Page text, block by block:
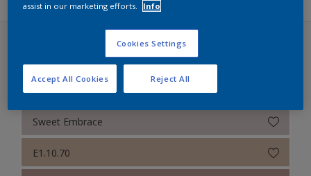
Sikkens 5051
Sikkens ACC naar RAL
Sikkens Kleurselectie Kleuren
Sikkens Kleurselectie Grijzen
Sikkens Kleurselectie Witten
Sikkens Colour Futures 2024
Sikkens Colour Futures 2024 (31 kleuren)
Een warm kleurverhaal
Sweet Embrace
E1.10.70
assist in our marketing efforts.
Info
Cookies Settings
Reject All
Accept All Cookies